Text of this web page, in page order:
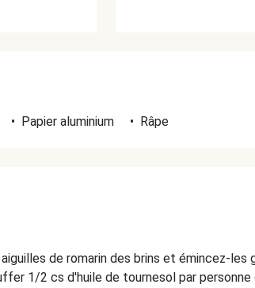
• Papier aluminium • Râpe
de romarin des brins et émincez-les
1/2 cs d'huile de tournesol par personne